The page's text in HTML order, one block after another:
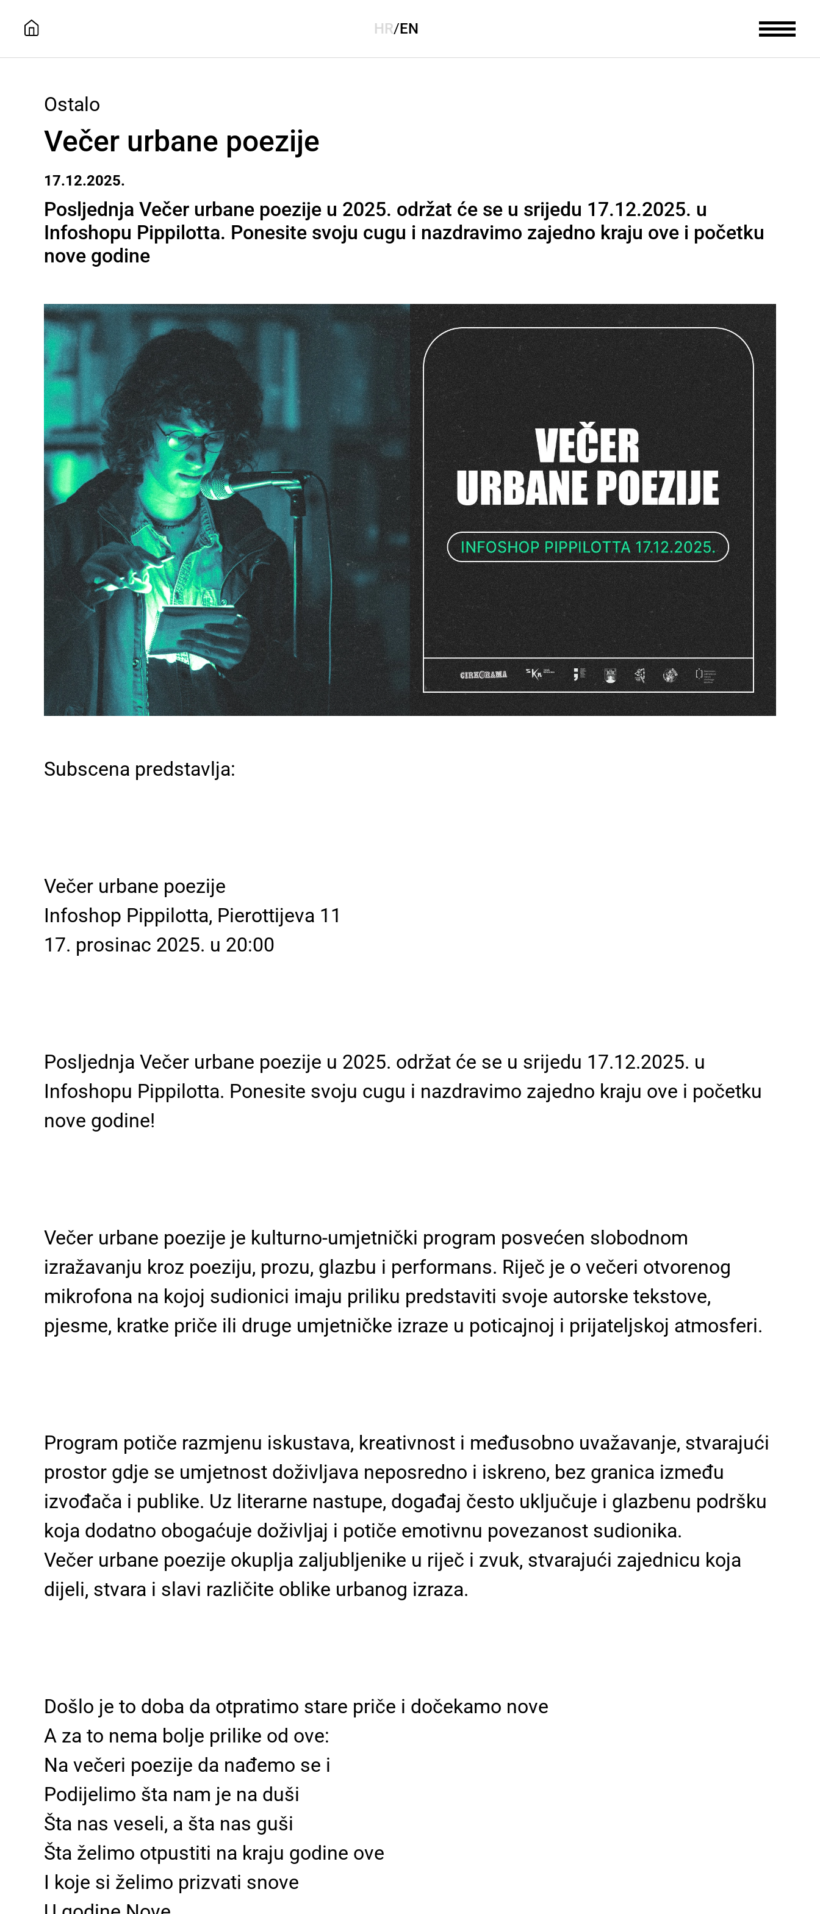
HR/EN
Ostalo
Večer urbane poezije
17.12.2025.
Posljednja Večer urbane poezije u 2025. održat će se u srijedu 17.12.2025. u
Infoshopu Pippilotta. Ponesite svoju cugu i nazdravimo zajedno kraju ove i početku
nove godine
Subscena predstavlja:
Večer urbane poezije
Infoshop Pippilotta, Pierottijeva 11
17. prosinac 2025. u 20:00
Posljednja Večer urbane poezije u 2025. održat će se u srijedu 17.12.2025. u
Infoshopu Pippilotta. Ponesite svoju cugu i nazdravimo zajedno kraju ove i početku
nove godine!
Večer urbane poezije je kulturno-umjetnički program posvećen slobodnom
izražavanju kroz poeziju, prozu, glazbu i performans. Riječ je o večeri otvorenog
mikrofona na kojoj sudionici imaju priliku predstaviti svoje autorske tekstove,
pjesme, kratke priče ili druge umjetničke izraze u poticajnoj i prijateljskoj atmosferi.
Program potiče razmjenu iskustava, kreativnost i međusobno uvažavanje, stvarajući
prostor gdje se umjetnost doživljava neposredno i iskreno, bez granica između
izvođača i publike. Uz literarne nastupe, događaj često uključuje i glazbenu podršku
koja dodatno obogaćuje doživljaj i potiče emotivnu povezanost sudionika.
Večer urbane poezije okuplja zaljubljenike u riječ i zvuk, stvarajući zajednicu koja
dijeli, stvara i slavi različite oblike urbanog izraza.
Došlo je to doba da otpratimo stare priče i dočekamo nove
A za to nema bolje prilike od ove:
Na večeri poezije da nađemo se i
Podijelimo šta nam je na duši
Šta nas veseli, a šta nas guši
Šta želimo otpustiti na kraju godine ove
I koje si želimo prizvati snove